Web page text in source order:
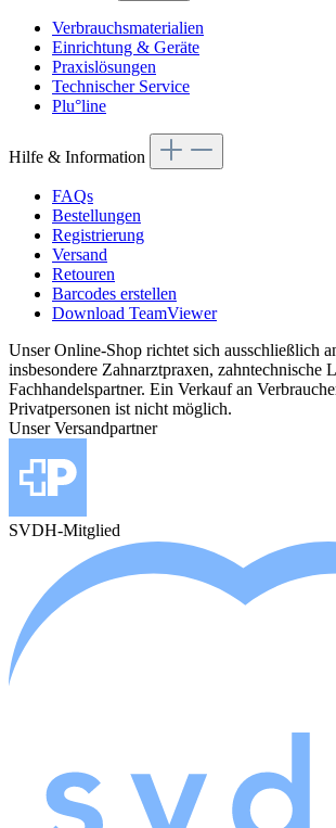
Verbrauchsmaterialien
Einrichtung & Geräte
Praxislösungen
Technischer Service
Plu°line
Hilfe & Information
FAQs
Bestellungen
Registrierung
Versand
Retouren
Barcodes erstellen
Download TeamViewer
Unser Online-Shop richtet sich ausschließlich
insbesondere Zahnarztpraxen, zahntechnische
Fachhandelspartner. Ein Verkauf an
Privatpersonen ist nicht möglich.
Unser Versandpartner
SVDH-Mitglied